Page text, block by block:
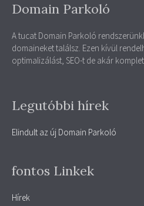
Domain Parkoló
A tucat Domain Parkoló
domaineket találsz. Ezen kívül
optimalizálást, SEO-t de akár
Legutóbbi hírek
Elindult az új Domain Parkoló
fontos Linkek
Hírek